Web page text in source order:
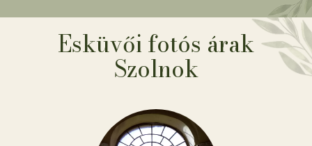
Esküvői fotós árak
Szolnok